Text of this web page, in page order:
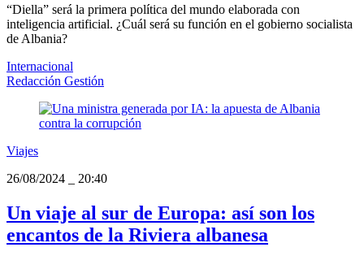
“Diella” será la primera política del mundo elaborada con
inteligencia artificial. ¿Cuál será su función en el gobierno socialista
de Albania?
Internacional
Redacción Gestión
Viajes
26/08/2024
20:40
Un viaje al sur de Europa: así son los
encantos de la Riviera albanesa